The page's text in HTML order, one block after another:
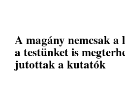
A magány nemcsak a
a testünket is
jutottak a kutatók